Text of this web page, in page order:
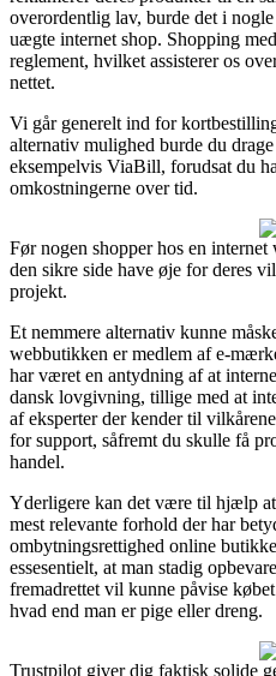
overordentlig lav, burde det i
uægte internet shop. Shopping
reglement, hvilket assisterer os
nettet.
Vi går generelt ind for
alternativ mulighed burde du
eksempelvis ViaBill, forudsat du
omkostningerne over tid.
Før nogen shopper hos en
den sikre side have øje for deres
projekt.
Et nemmere alternativ kunne
webbutikken er medlem af e-
har været en antydning af at
dansk lovgivning, tillige med at
af eksperter der kender til
for support, såfremt du skulle få
handel.
Yderligere kan det være til hjælp at
mest relevante forhold der har
ombytningsrettighed online
essesentielt, at man stadig
fremadrettet vil kunne påvise
hvad end man er pige eller dreng.
Trustpilot giver dig faktisk solide